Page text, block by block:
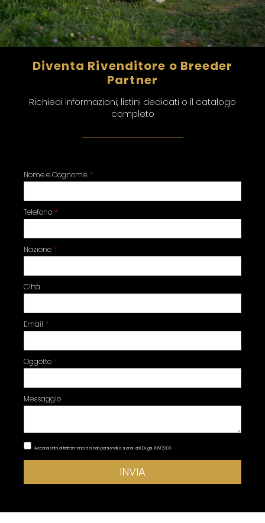
Diventa Rivenditore o Breeder
Partner
Richiedi informazioni, listini dedicati o il catalogo
completo
Nome e Cognome
Telefono
Nazione
Città
Email
Oggetto
Messaggio
Acconsento al trattamento dei dati personali ai sensi del D.Lgs. 196/2003
INVIA